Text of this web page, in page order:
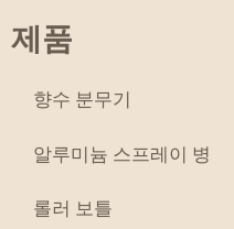
제품
향수 분무기
알루미늄 스프레이 병
롤러 보틀